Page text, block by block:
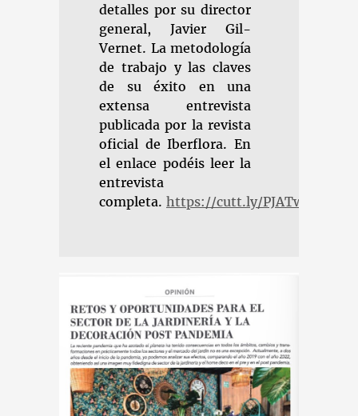
detalles por su director
general, Javier Gil-
Vernet. La metodología
de trabajo y las claves
de su éxito en una
extensa entrevista
publicada por la revista
oficial de Iberflora. En
el enlace podéis leer la
entrevista
completa. https://cutt.ly/PJATwgg